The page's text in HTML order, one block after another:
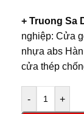
+ Truong Sa
nghiệp: Cửa
nhựa abs
cửa thép
- +